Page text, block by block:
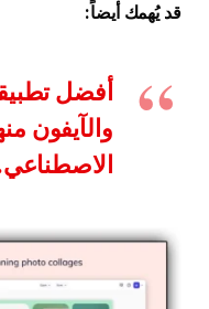
قد يُهمك أيضاً:
أفضل
والآيفون
الاصطناعي.. أبرز